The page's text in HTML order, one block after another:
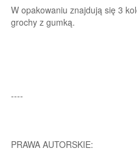
W opakowaniu znajdują się 3
grochy z gumką.
----
PRAWA AUTORSKIE: